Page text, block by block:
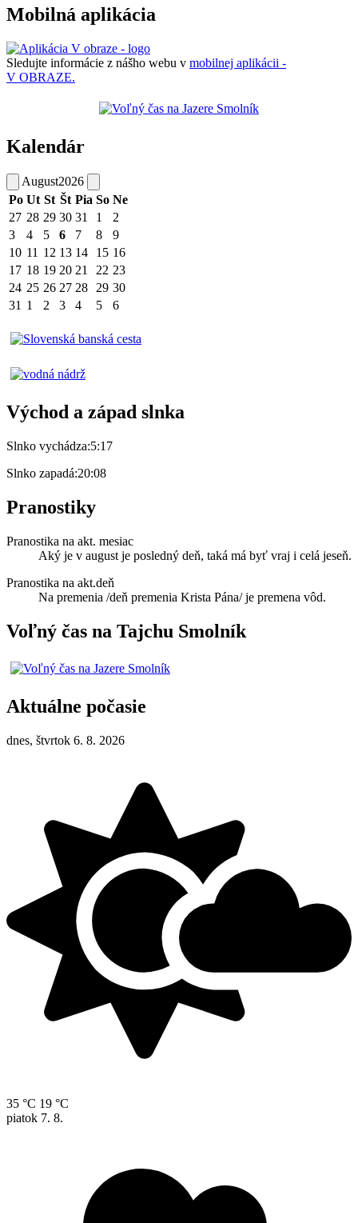
Mobilná aplikácia
Sledujte informácie z nášho webu v mobilnej aplikácii -
V OBRAZE.
Kalendár
August2026
Po Ut St Št Pia So Ne
27 28 29 30 31 1
2
3
4 5 6 7 8
9
10 11 12 13 14 15 16
17 18 19 20 21 22 23
24 25 26 27 28 29 30
31 1 2 3 4 5 6
Východ a západ slnka
Slnko vychádza:5:17
Slnko zapadá:20:08
Pranostiky
Pranostika na akt. mesiac
Aký je v august je posledný deň, taká má byť vraj i celá jeseň.
Pranostika na akt.deň
Na premenia /deň premenia Krista Pána/ je premena vôd.
Voľný čas na Tajchu Smolník
Aktuálne počasie
dnes, štvrtok 6. 8. 2026
35 °C 19 °C
piatok 7. 8.